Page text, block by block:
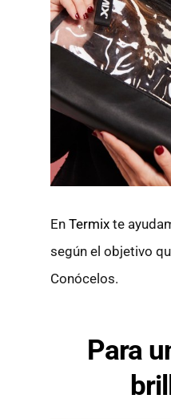
EnTermix te
según el objetivo
Conócelos.
Para